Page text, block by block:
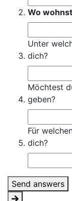
Wo
Unter
dich?
Möchtest
geben?
Für
dich?
Send answers